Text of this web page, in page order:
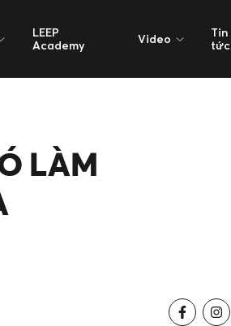
LEEP
Academy
Video
Tin
tức
LÀM